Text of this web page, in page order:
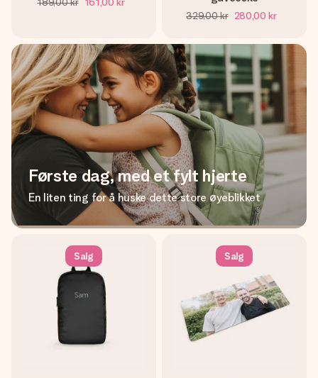
329,00 kr 280,00 kr
Første dag, med et fylt hjerte
En liten ting for å huske dette store øyeblikket
Salg Salg